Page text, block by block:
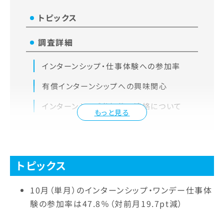
もっと見る
トピックス
調査詳細
インターンシップ・仕事体験への参加率
有償インターンシップへの興味関心
インターンシップ参加後の連絡について
トピックス
10月（単月）のインターンシップ・ワンデー仕事体
験の参加率は47.8％（対前月19.7pt減）